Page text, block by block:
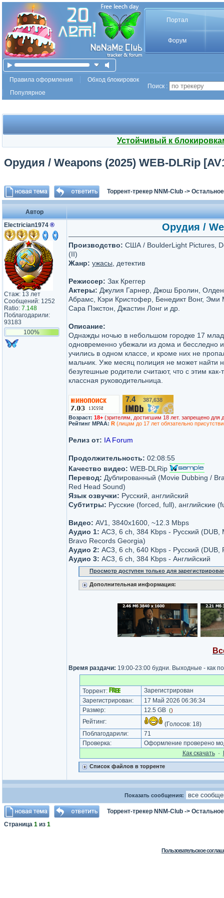
Портал
Форум
Правила оформления
Обход блокировок
Популярное
Поиск :
Устойчивый к
Орудия / Weapons (2025) WEB-DLRip
Торрент-трекер NNM-Club -> Остальное
Автор
Electrician1974 ®
Стаж: 13 лет
Сообщений: 1252
Ratio: 7.148
Поблагодарили:
93183
100%
Орудия /
Производство: США / BoulderLight Pictures,
(II)
Жанр: ужасы , детектив
Режиссер: Зак Креггер
Актеры: Джулия Гарнер, Джош Бролин,
Абрамс, Кэри Кристофер, Бенедикт Вонг, Эми
Сара Пэкстон, Джастин Лонг и др.
Описание:
Однажды ночью в небольшом городке 17
одновременно убежали из дома и бесследно
учились в одном классе, и кроме них не
мальчик. Уже месяц полиция не может найти
безутешные родители считают, что с этим как-
классная руководительница.
7.4/10 387,638
Возраст: 18+ (зрителям, достигшим 18 лет. запрещено для
Рейтинг MPAA: R (лицам до 17 лет обязательно
Релиз от: IA Forum
Продолжительность: 02:08:55
Качество видео: WEB-DLRip
Перевод: Дублированный (Movie Dubbing /
Red Head Sound)
Язык озвучки: Русский, английский
Субтитры: Русские (forced, full), английские
Видео: AV1, 3840x1600, ~12.3 Mbps
Аудио 1: AC3, 6 ch, 384 Kbps - Русский (DUB,
Bravo Records Georgia)
Аудио 2: AC3, 6 ch, 640 Kbps - Русский (DUB,
Аудио 3: AC3, 6 ch, 384 Kbps - Английский
Просмотр доступен только для
Дополнительная информация:
Время раздачи: 19:00-23:00 будни. Выходные - как
Торрент:
Зарегистрирован
Зарегистрирован:
17 Май 2026 06:36:34
Размер:
12.5 GB ()
Рейтинг: (Голосов: 18)
Поблагодарили:
71
Проверка:
Оформление проверено
Как cкачать·
Список файлов в торренте
Показать сообщения:
Торрент-трекер NNM-Club -> Остальное
Страница 1 из 1
Пользовательское